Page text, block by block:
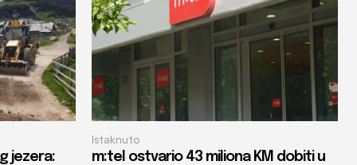
jezera:
Istaknuto
m:tel ostvario 43 miliona KM dobiti u